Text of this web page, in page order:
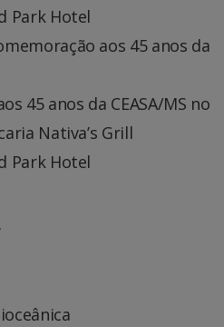
Park Hotel
aos 45 anos da
45 anos da CEASA/MS no
Nativa’s Grill
Park Hotel